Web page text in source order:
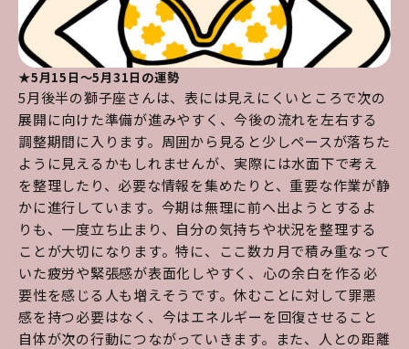
★5月15日～5月31日の運勢
5月後半の獅子座さんは、表には見えにくいところで次の
展開に向けた準備が進みやすく、今後の流れを左右する
調整期間に入ります。周囲から見ると少しペースが落ちた
ように見えるかもしれませんが、実際には水面下で考え
を整理したり、必要な情報を集めたりと、重要な作業が静
かに進行しています。今期は無理に前へ出ようとするよ
りも、一度立ち止まり、自分の気持ちや状況を整理する
ことが大切になります。特に、ここ数カ月で積み重なって
いた疲労や緊張感が表面化しやすく、心の余白を作る必
要性を感じる人も増えそうです。休むことに対して罪悪
感を持つ必要はなく、今はエネルギーを回復させること
自体が次の行動につながっていきます。また、人との距離